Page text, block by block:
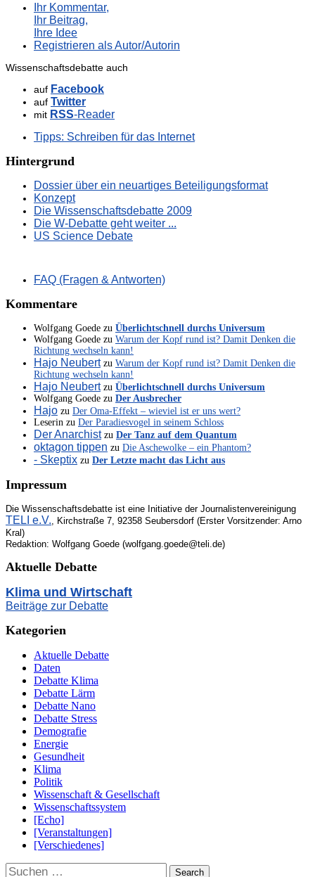
Ihr Kommentar,
Ihr Beitrag,
Ihre Idee
Registrieren als Autor/Autorin
Wissenschaftsdebatte auch
auf Facebook
auf Twitter
mit RSS-Reader
Tipps: Schreiben für das Internet
Hintergrund
Dossier über ein neuartiges Beteiligungsformat
Konzept
Die Wissenschaftsdebatte 2009
Die W-Debatte geht weiter ...
US Science Debate
FAQ (Fragen & Antworten)
Kommentare
Wolfgang Goede zu Überlichtschnell durchs Universum
Wolfgang Goede zu Warum der Kopf rund ist? Damit Denken die
Richtung wechseln kann!
Hajo Neubertzu Warum der Kopf rund ist? Damit Denken die
Richtung wechseln kann!
Hajo Neubertzu Überlichtschnell durchs Universum
Wolfgang Goede zu Der Ausbrecher
Hajo zu Der Oma-Effekt – wieviel ist er uns wert?
Leserin zu Der Paradiesvogel in seinem Schloss
Der Anarchistzu Der Tanz auf dem Quantum
oktagon tippen zu Die Aschewolke – ein Phantom?
- Skeptix zu Der Letzte macht das Licht aus
Impressum
Die Wissenschaftsdebatte ist eine Initiative der Journalistenvereinigung
TELI e.V. , Kirchstraße 7, 92358 Seubersdorf (Erster Vorsitzender: Arno
Kral)
Redaktion: Wolfgang Goede (wolfgang.goede@teli.de)
Aktuelle Debatte
Klima und Wirtschaft
Beiträge zur Debatte
Kategorien
Aktuelle Debatte
Daten
Debatte Klima
Debatte Lärm
Debatte Nano
Debatte Stress
Demografie
Energie
Gesundheit
Klima
Politik
Wissenschaft & Gesellschaft
Wissenschaftssystem
[Echo]
[Veranstaltungen]
[Verschiedenes]
Suchen